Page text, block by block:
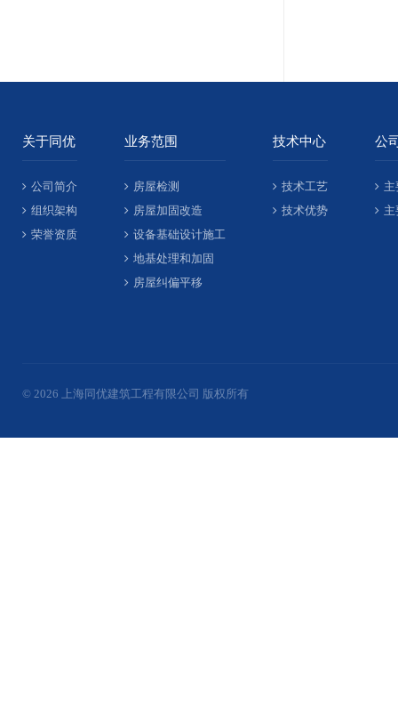
关于同优
公司简介
组织架构
荣誉资质
业务范围
房屋检测
房屋加固改造
设备基础设计施工
地基处理和加固
房屋纠偏平移
技术中心
技术工艺
技术优势
公
© 2026 上海同优建筑工程有限公司 版权所有